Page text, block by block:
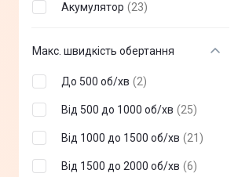
Акумулятор (23)
Макс. швидкість обертання
До 500 об/хв (2)
Від 500 до 1000 об/хв (25)
Від 1000 до 1500 об/хв (21 )
Від 1500 до 2000 об/хв (6)